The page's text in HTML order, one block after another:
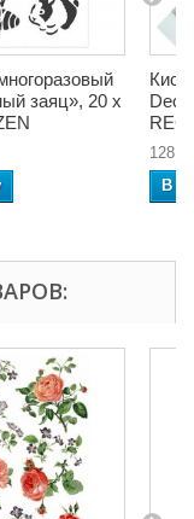
заяц», 20 x
В